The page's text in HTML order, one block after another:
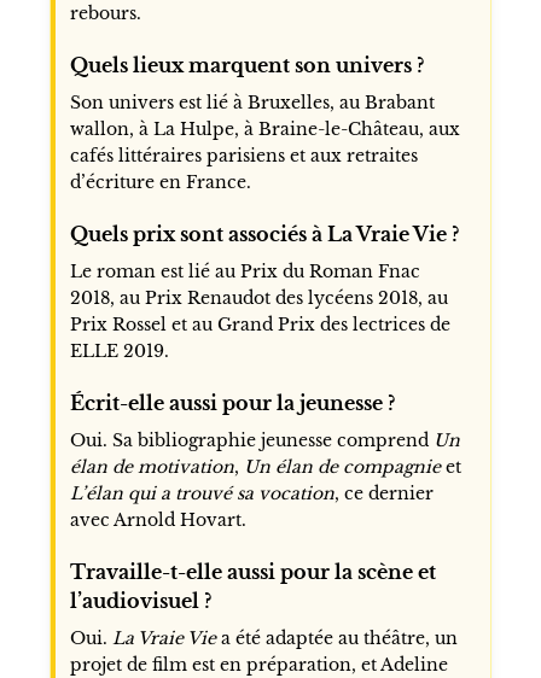
rebours.
Quels lieux marquent son univers ?
Son univers est lié à Bruxelles, au Brabant
wallon, à La Hulpe, à Braine-le-Château, aux
cafés littéraires parisiens et aux retraites
d’écriture en France.
Quels prix sont associés à La Vraie Vie ?
Le roman est lié au Prix du Roman Fnac
2018, au Prix Renaudot des lycéens 2018, au
Prix Rossel et au Grand Prix des lectrices de
ELLE 2019.
Écrit-elle aussi pour la jeunesse ?
Oui. Sa bibliographie jeunesse comprend Un
élan de motivation, Un élan de compagnieet
L’élan qui a trouvé sa vocation, ce dernier
avec Arnold Hovart.
Travaille-t-elle aussi pour la scène et
l’audiovisuel ?
Oui. La Vraie Viea été adaptée au théâtre, un
projet de film est en préparation, et Adeline